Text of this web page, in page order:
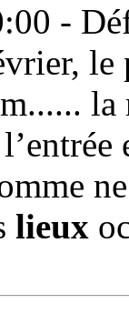
-
lieux